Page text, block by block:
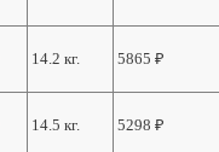
14.2 кг. 5865 ₽
14.5 кг. 5298 ₽